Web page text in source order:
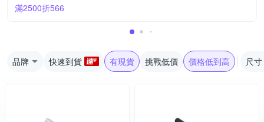
滿2500折566
品牌 快速到貨 有現貨 挑戰低價 價格低到高 尺寸